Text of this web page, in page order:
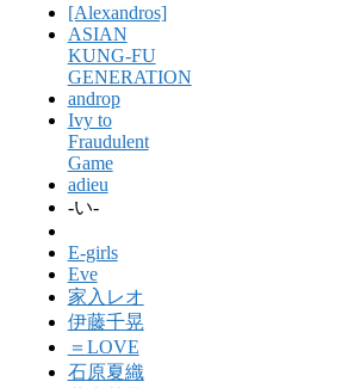
[Alexandros]
ASIAN
KUNG-FU
GENERATION
androp
Ivy to
Fraudulent
Game
adieu
-い-
E-girls
Eve
家入レオ
伊藤千晃
＝LOVE
石原夏織